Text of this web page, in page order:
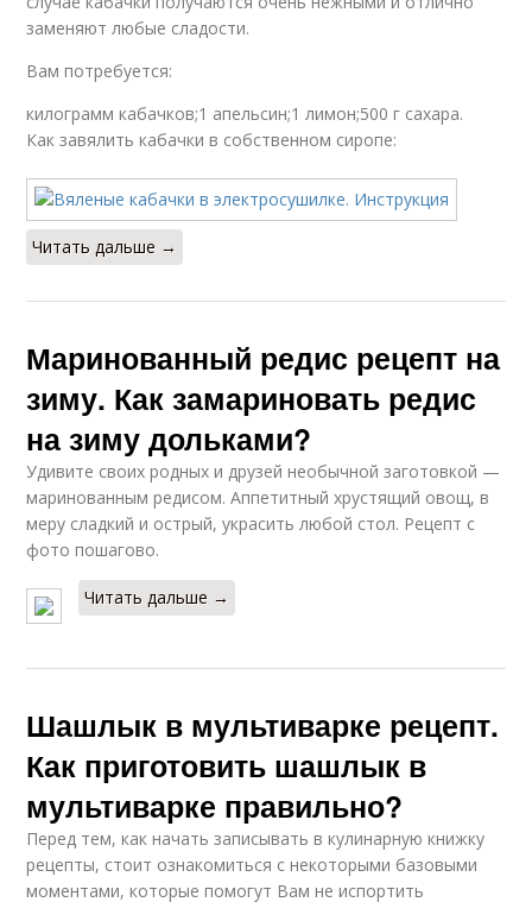
заменяют любые сладости.
Вам потребуется:
килограмм кабачков;1 апельсин;1 лимон;500 г сахара.
Как завялить кабачки в собственном сиропе:
Читать дальше →
Маринованный редис рецепт на
зиму. Как замариновать редис
на зиму дольками?
Удивите своих родных и друзей необычной заготовкой —
маринованным редисом. Аппетитный хрустящий овощ, в
меру сладкий и острый, украсить любой стол. Рецепт с
фото пошагово.
Читать дальше →
Шашлык в мультиварке рецепт.
Как приготовить шашлык в
мультиварке правильно?
Перед тем, как начать записывать в кулинарную книжку
рецепты, стоит ознакомиться с некоторыми базовыми
моментами, которые помогут Вам не испортить